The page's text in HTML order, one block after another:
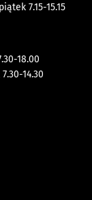
7.15-15.15
18.00
14.30